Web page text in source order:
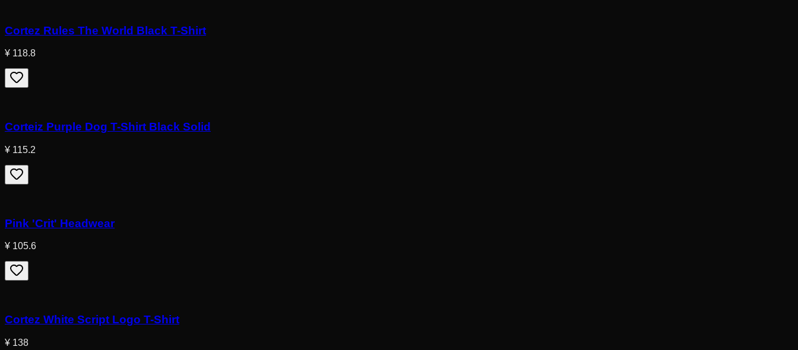
Cortez Rules The World Black T-Shirt
¥ 118.8
Corteiz Purple Dog T-Shirt Black Solid
¥ 115.2
Pink 'Crit' Headwear
¥ 105.6
Cortez White Script Logo T-Shirt
¥ 138